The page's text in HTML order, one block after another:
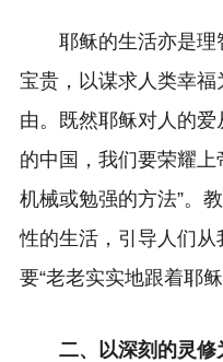
耶稣的生活亦是
宝贵，以谋求人类幸
由。既然耶稣对人的爱
的中国，我们要荣耀上
机械或勉强的方法”。
性的生活，引导人们
要“老老实实地跟着耶稣
二、以深刻的灵修